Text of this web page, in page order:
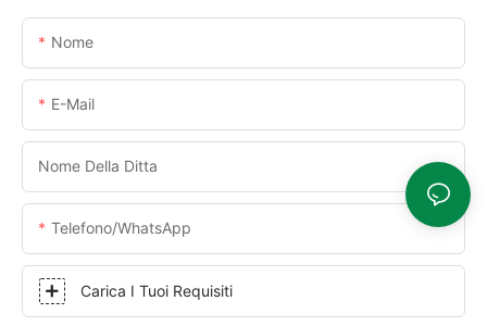
Nome
E-Mail
Nome Della Ditta
Telefono/WhatsApp
Carica I Tuoi Requisiti